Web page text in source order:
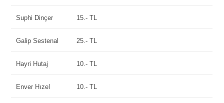
Suphi Dinçer 15.- TL
Galip Sestenal 25.- TL
Hayri Hutaj 10.- TL
Enver Hızel 10.- TL